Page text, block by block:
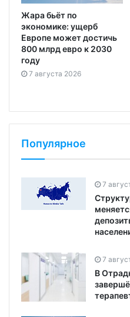
Жара бьёт по
экономике: ущерб
Европе может достичь
800 млрд евро к 2030
году
7 августа 2026
Популярное
7
7
В